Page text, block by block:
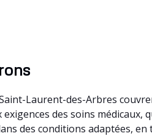
Laurent-des-Arbres
des soins médicaux,
des conditions adaptées,